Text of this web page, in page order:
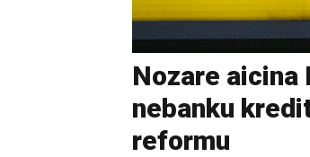
Nozare aicina
nebanku
reformu